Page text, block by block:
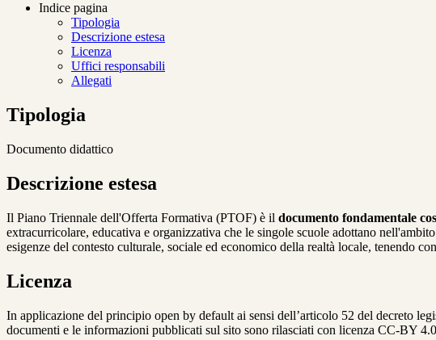
Indice pagina
Tipologia
Descrizione estesa
Licenza
Uffici responsabili
Allegati
Tipologia
Documento didattico
Descrizione estesa
Il Piano Triennale dell'Offerta Formativa (PTOF) è il documento fondamentale
extracurricolare, educativa e organizzativa che le singole scuole adottano
esigenze del contesto culturale, sociale ed economico della realtà locale, tenendo
Licenza
In applicazione del principio open by default ai sensi dell’articolo 52 del decreto
documenti e le informazioni pubblicati sul sito sono rilasciati con licenza CC-BY